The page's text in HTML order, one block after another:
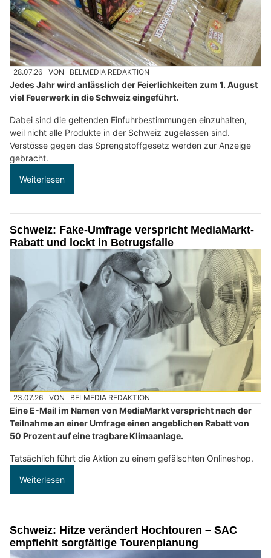
28.07.26 VON BELMEDIA REDAKTION
Jedes Jahr wird anlässlich der Feierlichkeiten zum 1. August
viel Feuerwerk in die Schweiz eingeführt.
Dabei sind die geltenden Einfuhrbestimmungen einzuhalten,
weil nicht alle Produkte in der Schweiz zugelassen sind.
Verstösse gegen das Sprengstoffgesetz werden zur Anzeige
gebracht.
Weiterlesen
Schweiz: Fake-Umfrage verspricht MediaMarkt-
Rabatt und lockt in Betrugsfalle
23.07.26 VON BELMEDIA REDAKTION
Eine E-Mail im Namen von MediaMarkt verspricht nach der
Teilnahme an einer Umfrage einen angeblichen Rabatt von
50 Prozent auf eine tragbare Klimaanlage.
Tatsächlich führt die Aktion zu einem gefälschten Onlineshop.
Weiterlesen
Schweiz: Hitze verändert Hochtouren – SAC
empfiehlt sorgfältige Tourenplanung